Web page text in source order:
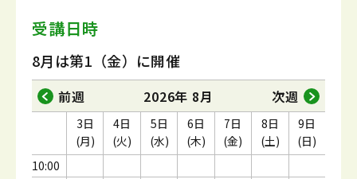
受講日時
8月は第1（金）に開催
前週 2026年 8月 次週
10:00
3日
(月)
4日
(火)
5日
(水)
6日
(木)
7日
(金)
8日
(土)
9日
(日)